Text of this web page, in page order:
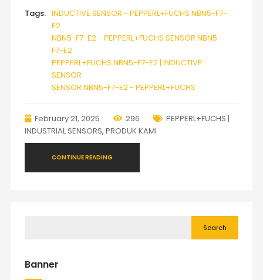
Tags: INDUCTIVE SENSOR - PEPPERL+FUCHS NBN5-F7-
E2
NBN5-F7-E2 - PEPPERL+FUCHS SENSOR NBN5-
F7-E2
PEPPERL+FUCHS NBN5-F7-E2 | INDUCTIVE
SENSOR
SENSOR NBN5-F7-E2 - PEPPERL+FUCHS
February 21, 2025 296
PEPPERL+FUCHS |
INDUSTRIAL SENSORS, PRODUK KAMI
CONTINUE READING
Search
Banner